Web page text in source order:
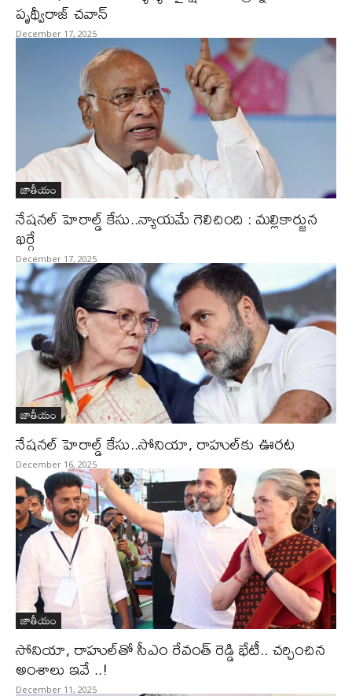
పృథ్వీరాజ్ చవాన్
December 17, 2025
జాతీయం
నేషనల్‌ హెరాల్డ్‌ కేసు..న్యాయమే గెలిచింది : మల్లికార్జున
ఖర్గే
December 17, 2025
జాతీయం
నేషనల్ హెరాల్డ్ కేసు..సోనియా, రాహుల్‌కు ఊరట
December 16, 2025
జాతీయం
సోనియా, రాహుల్‌తో సీఎం రేవంత్‌ రెడ్డి భేటీ.. చర్చించిన
అంశాలు ఇవే ..!
December 11, 2025